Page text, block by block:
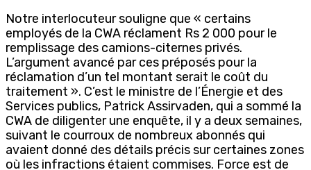
Notre interlocuteur souligne que « certains
employés de la CWA réclament Rs 2 000 pour le
remplissage des camions-citernes privés.
L’argument avancé par ces préposés pour la
réclamation d’un tel montant serait le coût du
traitement ». C’est le ministre de l’Énergie et des
Services publics, Patrick Assirvaden, qui a sommé la
CWA de diligenter une enquête, il y a deux semaines,
suivant le courroux de nombreux abonnés qui
avaient donné des détails précis sur certaines zones
où les infractions étaient commises. Force est de